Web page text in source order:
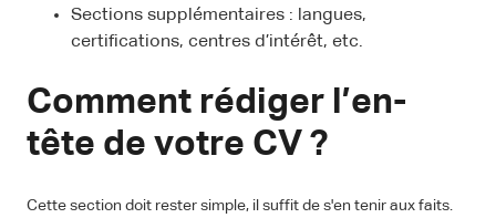
Sections supplémentaires : langues,
certifications, centres d’intérêt, etc.
Comment rédiger l’en-
tête de votre CV ?
Cette section doit rester simple, il suffit de s'en tenir aux faits.